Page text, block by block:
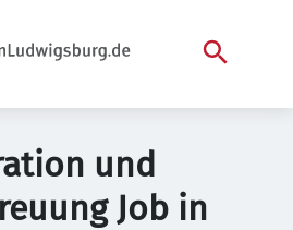
und
Job in